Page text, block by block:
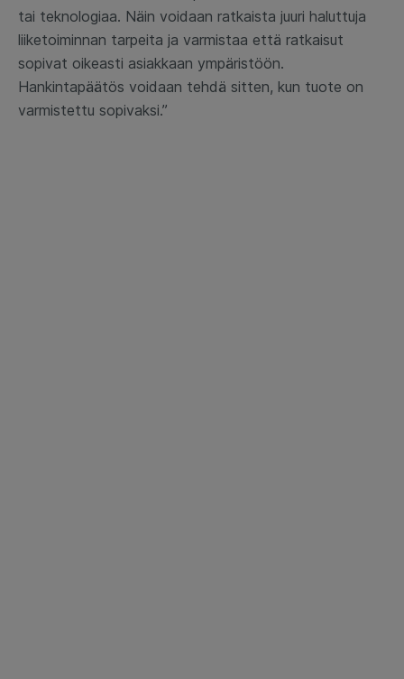
tai teknologiaa. Näin voidaan ratkaista juuri haluttuja
liiketoiminnan tarpeita ja varmistaa että ratkaisut
sopivat oikeasti asiakkaan ympäristöön.
Hankintapäätös voidaan tehdä sitten, kun tuote on
varmistettu sopivaksi.”